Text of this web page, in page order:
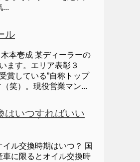
...
ル
本壱成 某ディーラーの
ます。エリア表彰３
賞している”自称トップ
笑）。現役営業マン...
はいつすればいい
イル交換時期はいつ？ 国
車に限るとオイル交換時